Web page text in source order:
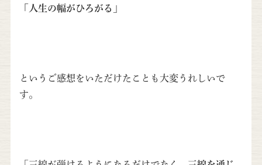
「人生の幅がひろがる」
というご感想をいただけたことも大変うれしいで
す。